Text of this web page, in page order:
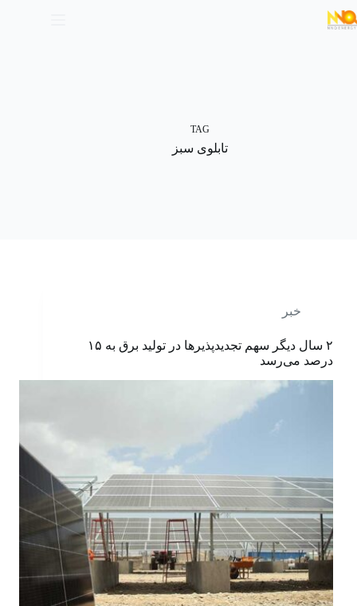
TAG
تابلوی سبز
خبر
۲ سال دیگر سهم تجدیدپذیرها در تولید برق به ۱۵
درصد می‌رسد